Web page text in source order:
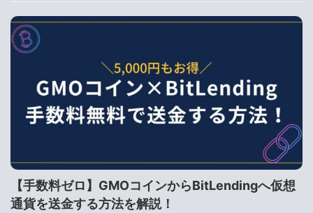
【手数料ゼロ】GMOコインからBitLendingへ仮想
通貨を送金する方法を解説！